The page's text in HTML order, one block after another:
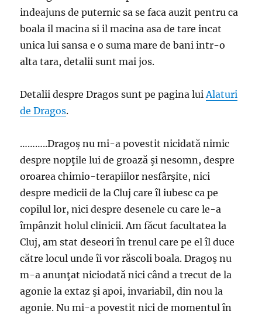
indeajuns de puternic sa se faca auzit pentru ca
boala il macina si il macina asa de tare incat
unica lui sansa e o suma mare de bani intr-o
alta tara, detalii sunt mai jos.
Detalii despre Dragos sunt pe pagina lui Alaturi
de Dragos.
………..Dragoş nu mi-a povestit nicidată nimic
despre nopţile lui de groază şi nesomn, despre
oroarea chimio-terapiilor nesfârşite, nici
despre medicii de la Cluj care îl iubesc ca pe
copilul lor, nici despre desenele cu care le-a
împânzit holul clinicii. Am făcut facultatea la
Cluj, am stat deseori în trenul care pe el îl duce
către locul unde îi vor răscoli boala. Dragoş nu
m-a anunţat niciodată nici când a trecut de la
agonie la extaz şi apoi, invariabil, din nou la
agonie. Nu mi-a povestit nici de momentul în